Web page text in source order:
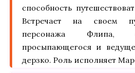
способность
Встречает на своем
персонажа Флипа,
просыпающегося и
дерзко. Роль исполняет